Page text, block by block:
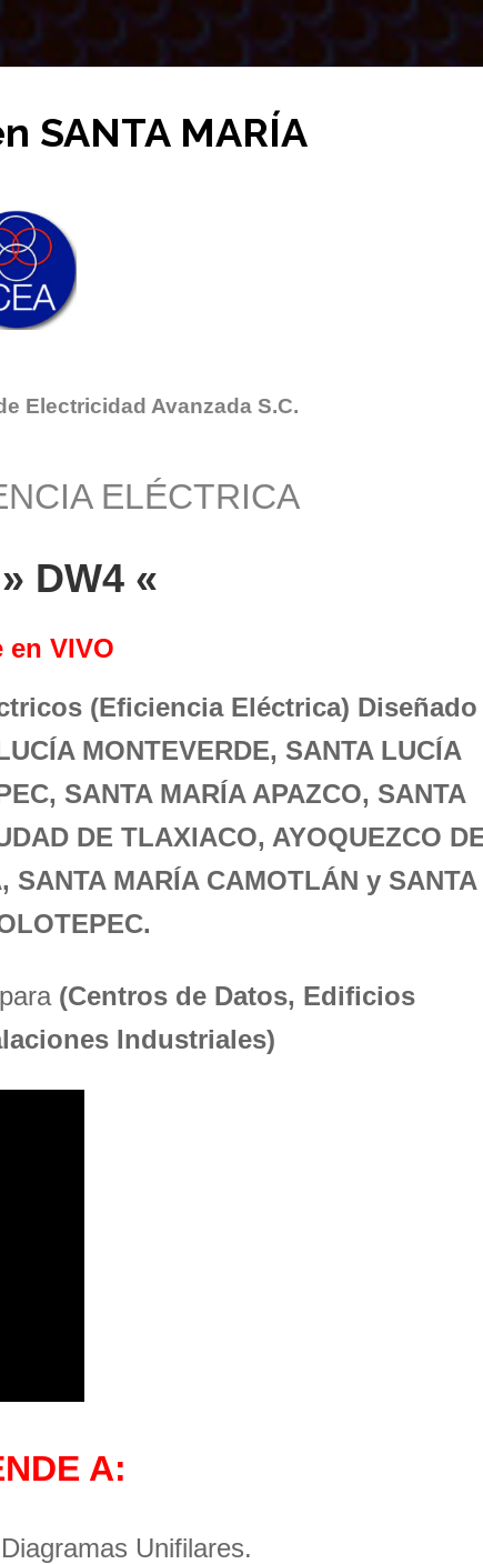
SANTA MARÍA
Electricidad Avanzada S.C.
ELÉCTRICA
DW4 «
en VIVO
(Eficiencia Eléctrica) Diseñado
MONTEVERDE, SANTA LUCÍA
SANTA MARÍA APAZCO, SANTA
DE TLAXIACO, AYOQUEZCO
SANTA MARÍA CAMOTLÁN y SANTA
(Centros de Datos, Edificios
Industriales)
A:
Unifilares.